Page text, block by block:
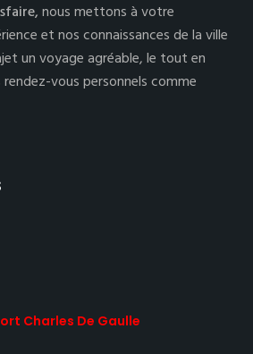
nous mettons à votre
et nos connaissances de la ville
un voyage agréable, le tout en
rendez-vous personnels comme
Charles De Gaulle